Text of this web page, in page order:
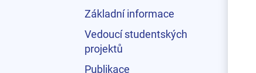
Základní informace
Vedoucí studentských
projektů
Publikace